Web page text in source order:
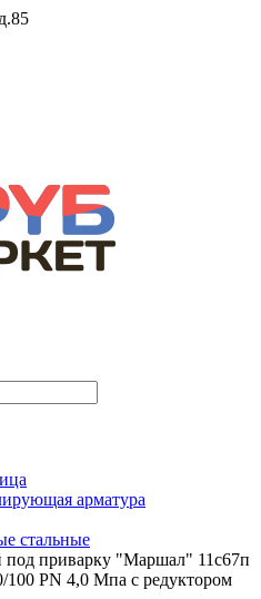
арматура
стальные
под приварку "Маршал" 11с67п
PN 4,0 Мпа с редуктором